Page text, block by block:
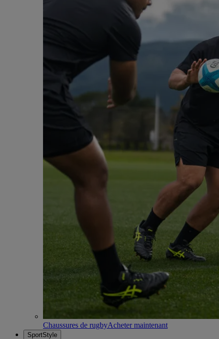
Chaussures de rugbyAcheter maintenant
SportStyle